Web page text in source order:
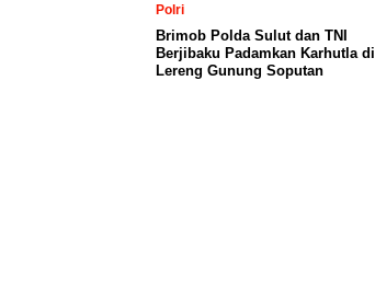
Polri
Brimob Polda Sulut dan TNI
Berjibaku Padamkan Karhutla di
Lereng Gunung Soputan